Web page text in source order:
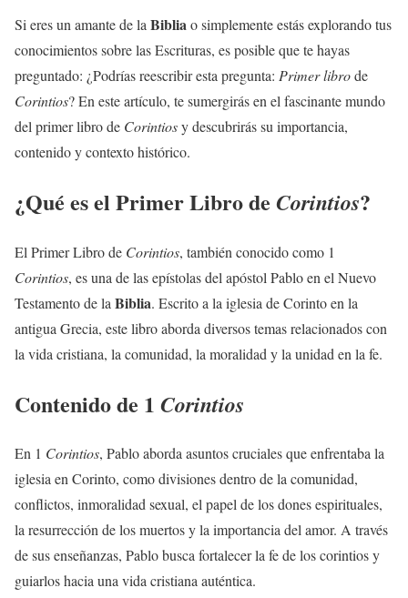
Si eres un amante de la Bibliao simplemente estás explorando tus
conocimientos sobre las Escrituras, es posible que te hayas
preguntado: ¿Podrías reescribir esta pregunta: Primer librode
Corintios? En este artículo, te sumergirás en el fascinante mundo
del primer libro de Corintiosy descubrirás su importancia,
contenido y contexto histórico.
¿Qué es el Primer Libro de Corintios?
El Primer Libro de Corintios, también conocido como 1
Corintios, es una de las epístolas del apóstol Pablo en el Nuevo
Testamento de la Biblia. Escrito a la iglesia de Corinto en la
antigua Grecia, este libro aborda diversos temas relacionados con
la vida cristiana, la comunidad, la moralidad y la unidad en la fe.
Contenido de 1 Corintios
En 1 Corintios, Pablo aborda asuntos cruciales que enfrentaba la
iglesia en Corinto, como divisiones dentro de la comunidad,
conflictos, inmoralidad sexual, el papel de los dones espirituales,
la resurrección de los muertos y la importancia del amor. A través
de sus enseñanzas, Pablo busca fortalecer la fe de los corintios y
guiarlos hacia una vida cristiana auténtica.